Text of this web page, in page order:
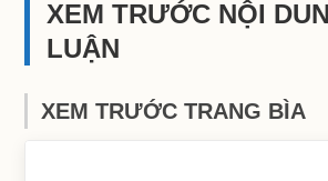
XEM TRƯỚC NỘI
LUẬN
XEM TRƯỚC TRANG BÌA